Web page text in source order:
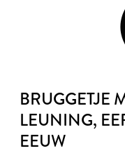
BRUGGETJE
LEUNING,
EEUW